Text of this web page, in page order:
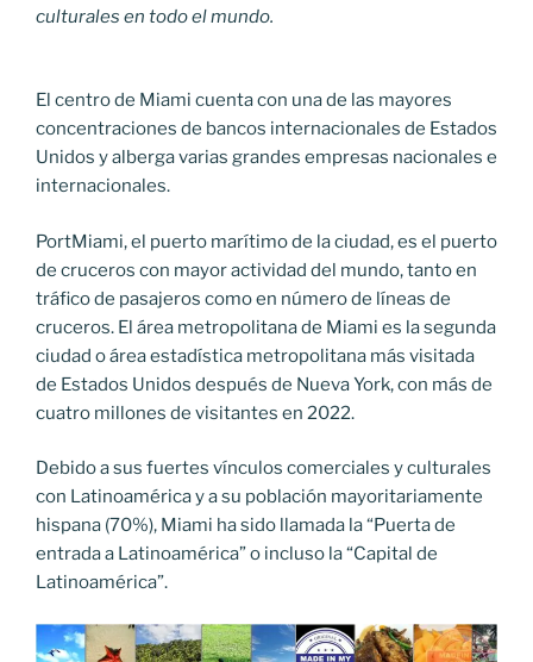
culturales en todo el mundo.
El centro de Miami cuenta con una de las mayores
concentraciones de bancos internacionales de Estados
Unidos y alberga varias grandes empresas nacionales e
internacionales.
PortMiami, el puerto marítimo de la ciudad, es el puerto
de cruceros con mayor actividad del mundo, tanto en
tráfico de pasajeros como en número de líneas de
cruceros. El área metropolitana de Miami es la segunda
ciudad o área estadística metropolitana más visitada
de Estados Unidos después de Nueva York, con más de
cuatro millones de visitantes en 2022.
Debido a sus fuertes vínculos comerciales y culturales
con Latinoamérica y a su población mayoritariamente
hispana (70%), Miami ha sido llamada la “Puerta de
entrada a Latinoamérica” ​​o incluso la “Capital de
Latinoamérica”.